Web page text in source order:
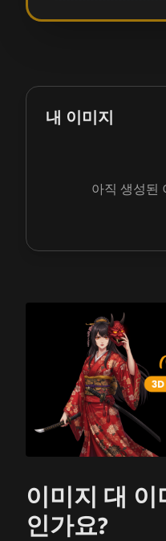
내 이미지
아직 생성된
이미지 대
인가요?